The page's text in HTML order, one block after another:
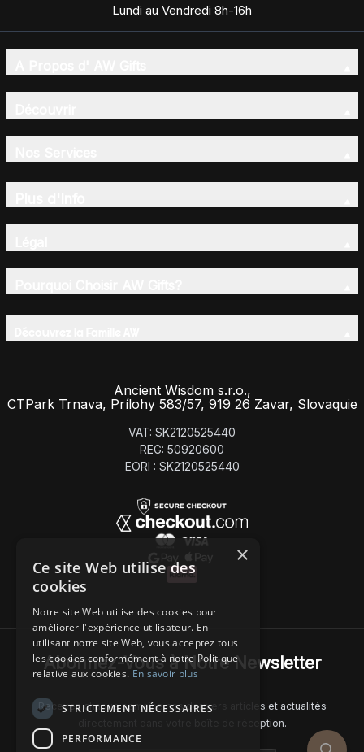
Lundi au Vendredi 8h-16h
Ancient Wisdom s.r.o.,
CTPark Trnava, Prílohy 583/57, 919 26 Zavar, Slovaquie
VAT: SK2120525440
REG: 50920600
EORI : SK2120525440
Abonnez-Vous à Notre Newsletter
Recevez chaque semaine nos derniers articles et actualités
directement dans votre boîte de réception.
×
Ce site Web utilise des
cookies
Notre site Web utilise des cookies pour
améliorer l'expérience utilisateur. En
utilisant notre site Web, vous acceptez tous
les cookies conformément à notre Politique
relative aux cookies.En savoir plus
STRICTEMENT NÉCESSAIRES
PERFORMANCE